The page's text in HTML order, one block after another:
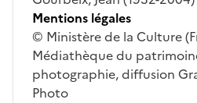
Mentions légales
© Ministère de la Culture
Médiathèque du
photographie, diffusion
Photo